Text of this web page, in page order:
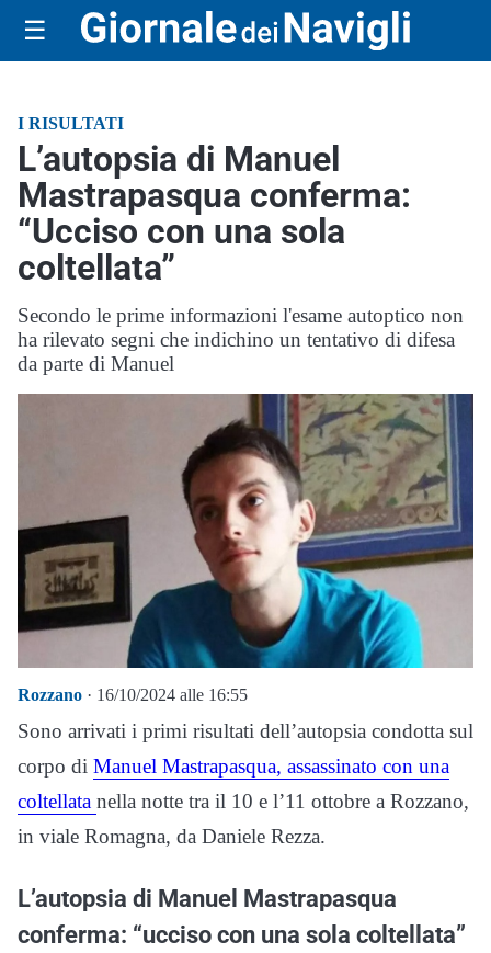
☰
I RISULTATI
L’autopsia di Manuel
Mastrapasqua conferma:
“Ucciso con una sola
coltellata”
Secondo le prime informazioni l'esame autoptico non
ha rilevato segni che indichino un tentativo di difesa
da parte di Manuel
Rozzano · 16/10/2024 alle 16:55
Sono arrivati i primi risultati dell’autopsia condotta sul
corpo di Manuel Mastrapasqua, assassinato con una
coltellata nella notte tra il 10 e l’11 ottobre a Rozzano,
in viale Romagna, da Daniele Rezza.
L’autopsia di Manuel Mastrapasqua
conferma: “ucciso con una sola coltellata”